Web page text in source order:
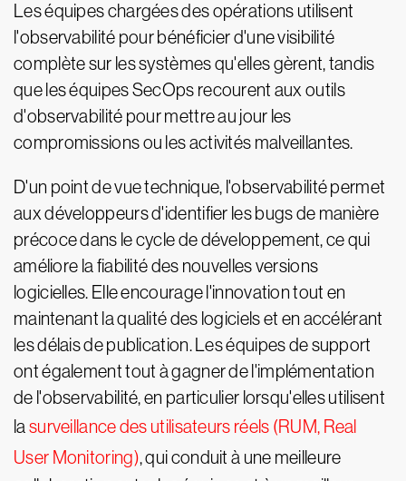
Les équipes chargées des opérations utilisent
l'observabilité pour bénéficier d'une visibilité
complète sur les systèmes qu'elles gèrent, tandis
que les équipes SecOps recourent aux outils
d'observabilité pour mettre au jour les
compromissions ou les activités malveillantes.
D'un point de vue technique, l'observabilité permet
aux développeurs d'identifier les bugs de manière
précoce dans le cycle de développement, ce qui
améliore la fiabilité des nouvelles versions
logicielles. Elle encourage l'innovation tout en
maintenant la qualité des logiciels et en accélérant
les délais de publication. Les équipes de support
ont également tout à gagner de l'implémentation
de l'observabilité, en particulier lorsqu'elles utilisent
la surveillance des utilisateurs réels (RUM, Real
User Monitoring), qui conduit à une meilleure